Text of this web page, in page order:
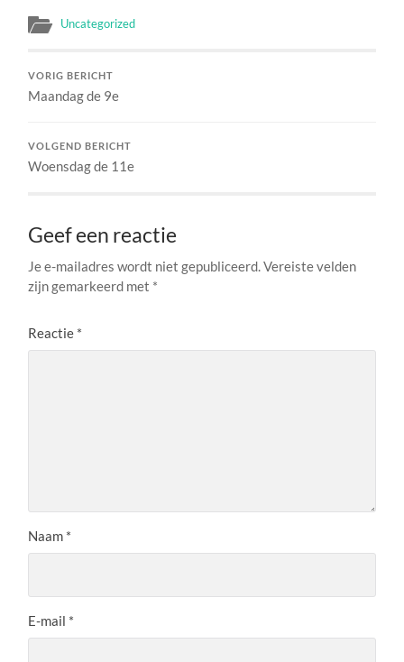
Uncategorized
VORIG BERICHT
Maandag de 9e
VOLGEND BERICHT
Woensdag de 11e
Geef een reactie
Je e-mailadres wordt niet gepubliceerd.Vereiste velden
zijn gemarkeerd met *
Reactie *
Naam *
E-mail *